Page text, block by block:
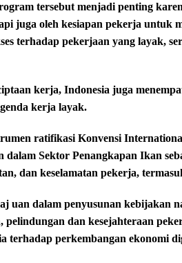
tersebut menjadi penting
juga oleh kesiapan pekerja untuk
terhadap pekerjaan yang layak,
kerja, Indonesia juga
kerja layak.
ratifikasi Konvensi
dalam Sektor Penangkapan Ikan
dan keselamatan pekerja,
uan dalam penyusunan kebijakan
pelindungan dan kesejahteraan
terhadap perkembangan ekonomi